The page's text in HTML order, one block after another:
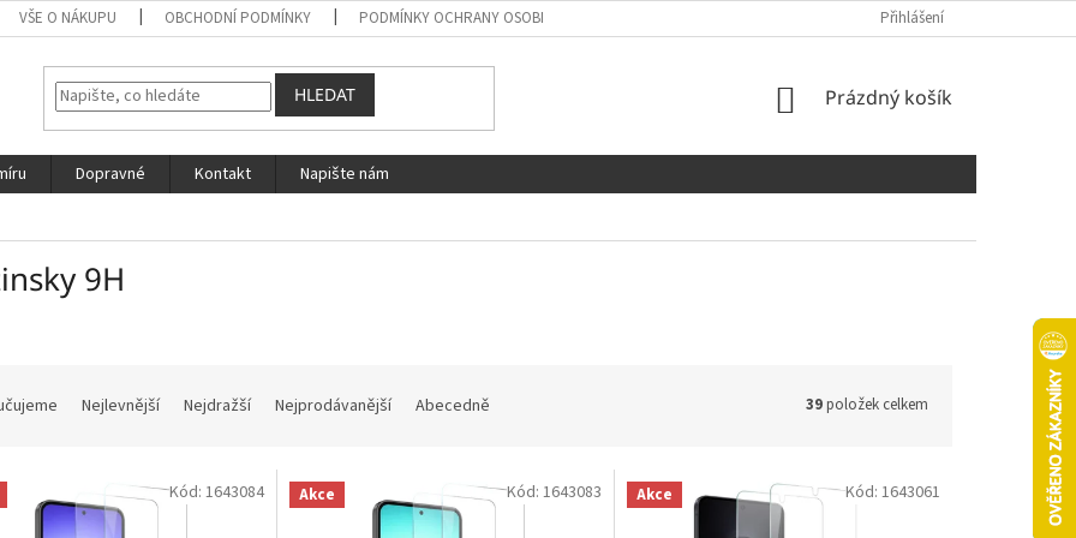
VŠE O NÁKUPU OBCHODNÍ PODMÍNKY PODMÍNKY OCHRANY OSOBNÍCH ÚDAJŮ Přihlášení
HLEDAT
NÁKUPNÍ
Prázdný košík
Dopravné Kontakt
Napište nám
9H
Nejlevnější Nejdražší Nejprodávanější Abecedně 39položek celkem
Kód: 1643084 Akce Kód: 1643083 Akce Kód: 1643061